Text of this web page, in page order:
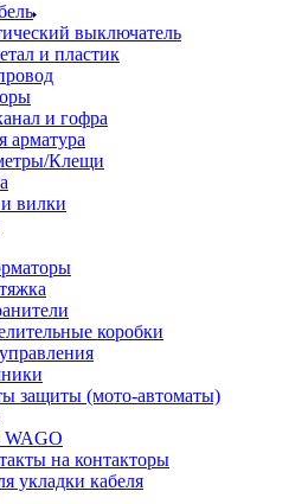
выключатель
и пластик
и гофра
арматура
Клещи
вилки
коробки
защиты (мото-автоматы)
на контакторы
укладки кабеля